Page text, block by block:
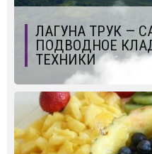
ЛАГУНА ТРУК —
ПОДВОДНОЕ
ТЕХНИКИ